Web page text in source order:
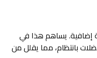
إضافية. يساهم هذا في
بانتظام، مما يقلل من